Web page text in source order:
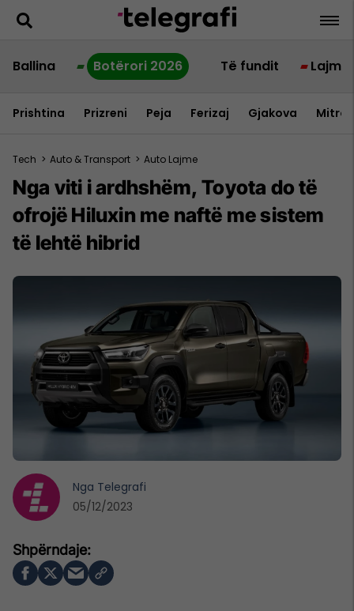
Ballina Botërori 2026 Të fundit Lajme
Prishtina Prizreni Peja Ferizaj Gjakova
Tech > Auto & Transport > Auto Lajme
Nga viti i ardhshëm, Toyota do të
ofrojë Hiluxin me naftë me sistem
të lehtë hibrid
Nga Telegrafi
05/12/2023